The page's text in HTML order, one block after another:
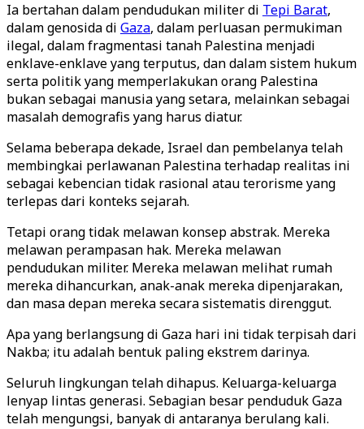
Ia bertahan dalam pendudukan militer di Tepi Barat,
dalam genosida di Gaza, dalam perluasan permukiman
ilegal, dalam fragmentasi tanah Palestina menjadi
enklave-enklave yang terputus, dan dalam sistem hukum
serta politik yang memperlakukan orang Palestina
bukan sebagai manusia yang setara, melainkan sebagai
masalah demografis yang harus diatur.
Selama beberapa dekade, Israel dan pembelanya telah
membingkai perlawanan Palestina terhadap realitas ini
sebagai kebencian tidak rasional atau terorisme yang
terlepas dari konteks sejarah.
Tetapi orang tidak melawan konsep abstrak. Mereka
melawan perampasan hak. Mereka melawan
pendudukan militer. Mereka melawan melihat rumah
mereka dihancurkan, anak-anak mereka dipenjarakan,
dan masa depan mereka secara sistematis direnggut.
Apa yang berlangsung di Gaza hari ini tidak terpisah dari
Nakba; itu adalah bentuk paling ekstrem darinya.
Seluruh lingkungan telah dihapus. Keluarga-keluarga
lenyap lintas generasi. Sebagian besar penduduk Gaza
telah mengungsi, banyak di antaranya berulang kali.